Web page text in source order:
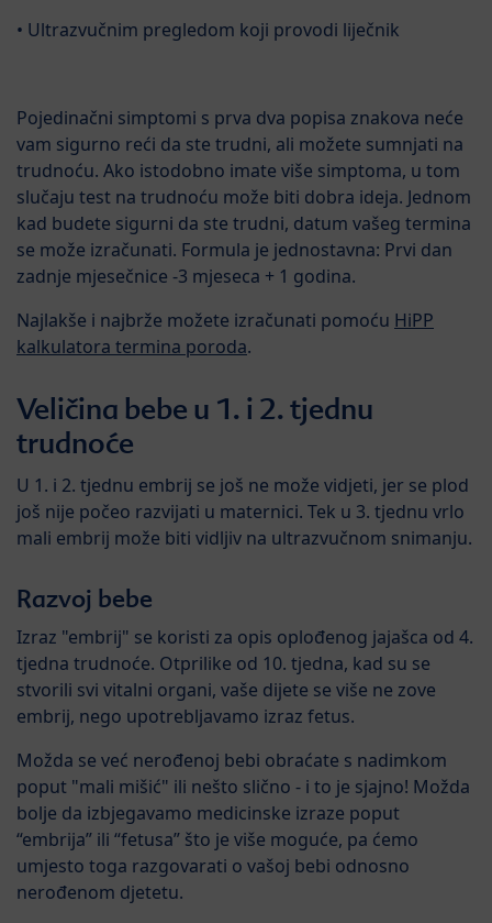
• Ultrazvučnim pregledom koji provodi liječnik
Pojedinačni simptomi s prva dva popisa znakova neće
vam sigurno reći da ste trudni, ali možete sumnjati na
trudnoću. Ako istodobno imate više simptoma, u tom
slučaju test na trudnoću može biti dobra ideja. Jednom
kad budete sigurni da ste trudni, datum vašeg termina
se može izračunati. Formula je jednostavna: Prvi dan
zadnje mjesečnice -3 mjeseca + 1 godina.
Najlakše i najbrže možete izračunati pomoću HiPP
kalkulatora termina poroda.
Veličina bebe u 1. i 2. tjednu
trudnoće
U 1. i 2. tjednu embrij se još ne može vidjeti, jer se plod
još nije počeo razvijati u maternici. Tek u 3. tjednu vrlo
mali embrij može biti vidljiv na ultrazvučnom snimanju.
Razvoj bebe
Izraz "embrij" se koristi za opis oplođenog jajašca od 4.
tjedna trudnoće. Otprilike od 10. tjedna, kad su se
stvorili svi vitalni organi, vaše dijete se više ne zove
embrij, nego upotrebljavamo izraz fetus.
Možda se već nerođenoj bebi obraćate s nadimkom
poput "mali mišić" ili nešto slično - i to je sjajno! Možda
bolje da izbjegavamo medicinske izraze poput
“embrija” ili “fetusa” što je više moguće, pa ćemo
umjesto toga razgovarati o vašoj bebi odnosno
nerođenom djetetu.